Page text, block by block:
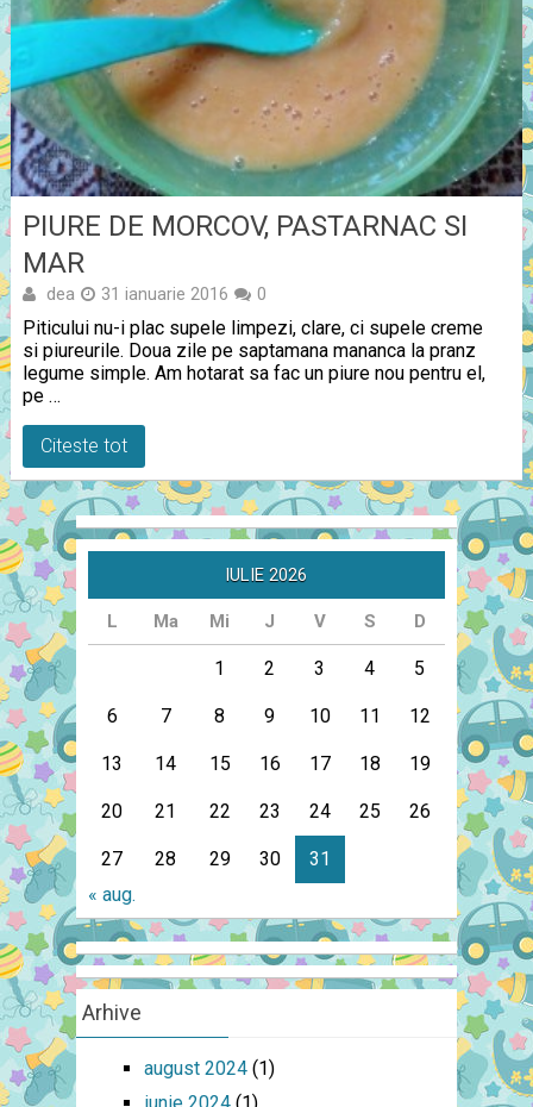
PIURE DE MORCOV, PASTARNAC SI
MAR
dea 31 ianuarie 2016 0
Piticului nu-i plac supele limpezi, clare, ci supele creme
si piureurile. Doua zile pe saptamana mananca la pranz
legume simple. Am hotarat sa fac un piure nou pentru el,
pe …
Citeste tot
IULIE 2026
L Ma Mi J V S D
1 2 3 4 5
6 7 8 9 10 11 12
13 14 15 16 17 18 19
20 21 22 23 24 25 26
27 28 29 30
31
« aug.
Arhive
august 2024(1)
iunie 2024(1)